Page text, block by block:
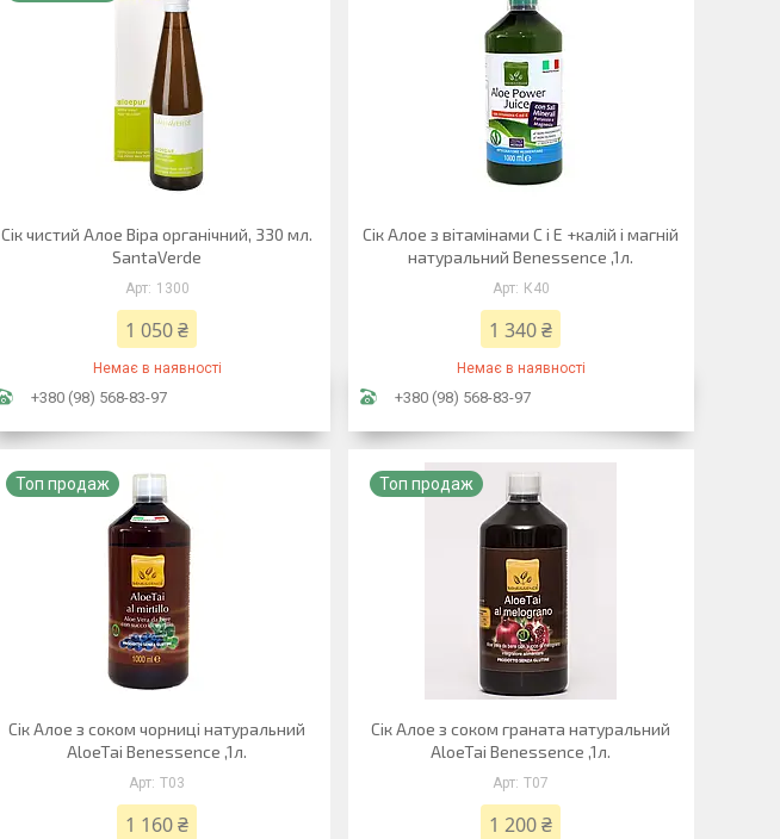
Сік чистий Алое Віра органічний, 330 мл.
SantaVerde
1300
1 050 ₴
Немає в наявності
+380 (98) 568-83-97
Сік Алое з вітамінами С і Е +калій і магній
натуральний Benessence ,1л.
К40
1 340 ₴
Немає в наявності
+380 (98) 568-83-97
Топ продаж
Сік Алое з соком чорниці натуральний
AloeTai Benessence ,1л.
Т03
1 160 ₴
Топ продаж
Сік Алое з соком граната натуральний
AloeTai Benessence ,1л.
Т07
1 200 ₴